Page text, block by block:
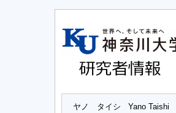
ヤノ タイシ Yano Taishi